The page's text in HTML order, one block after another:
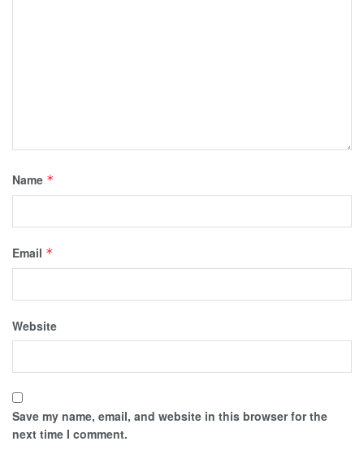
Name *
Email *
Website
Save my name, email, and website in this browser for the
next time I comment.